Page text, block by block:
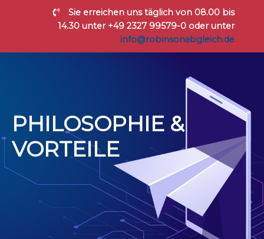
Sie erreichen uns täglich von 08.00 bis
14.30 unter +49 2327 99579-0 oder unter
info@robinsonabgleich.de
PHILOSOPHIE &
VORTEILE